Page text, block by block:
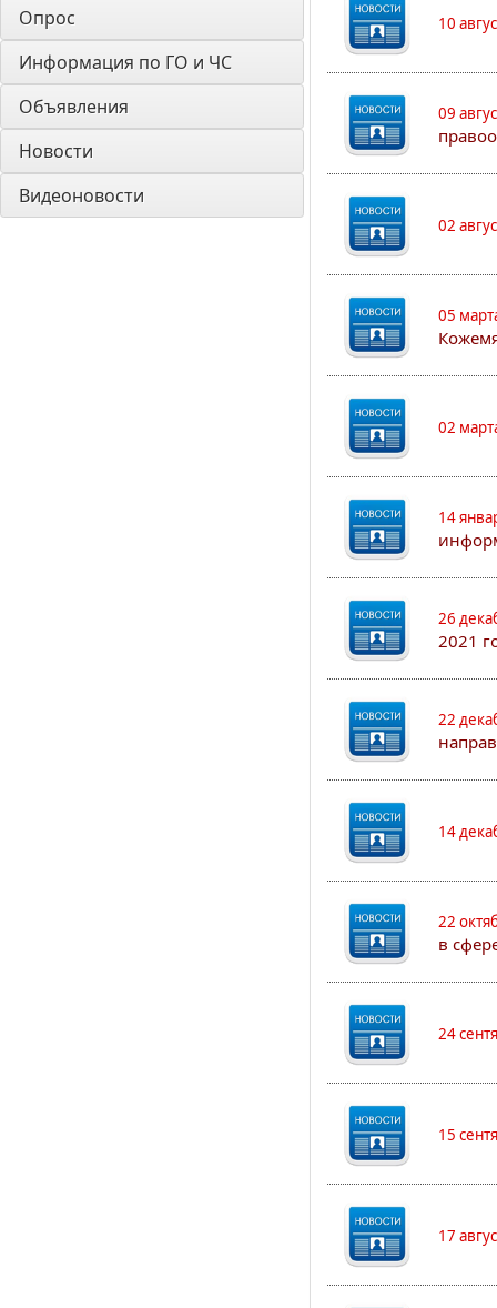
Опрос
Информация по ГО и ЧС
Объявления
Новости
Видеоновости
10
09
02
05
02
14
26
2021
22
14
22
в
24
15
17